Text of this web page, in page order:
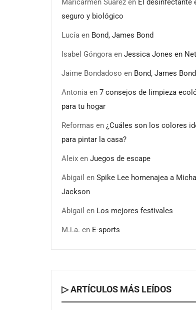
Maricarmen Suarez en El desinfectante
seguro y biológico
Lucía en Bond, James Bond
Isabel Góngora en Jessica Jones en
Jaime Bondadoso en Bond, James Bond
Antonia en 7 consejos de limpieza
para tu hogar
Reformas en ¿Cuáles son los colores
para pintar la casa?
Aleix en Juegos de escape
Abigail en Spike Lee homenajea a
Jackson
Abigail en Los mejores festivales
M.i.a. en E-sports
▷ ARTÍCULOS MÁS LEÍDOS